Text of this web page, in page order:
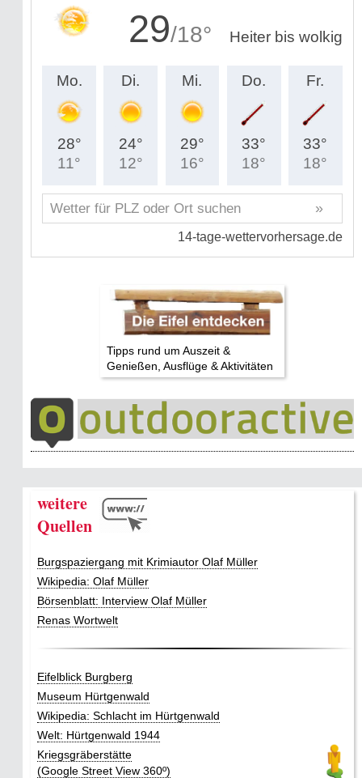
Tipps rund um Auszeit &
Genießen, Ausflüge & Aktivitäten
weitere
Quellen
Burgspaziergang mit Krimiautor Olaf Müller
Wikipedia: Olaf Müller
Börsenblatt: Interview Olaf Müller
Renas Wortwelt
Eifelblick Burgberg
Museum Hürtgenwald
Wikipedia: Schlacht im Hürtgenwald
Welt: Hürtgenwald 1944
Kriegsgräberstätte
(Google Street View 360º)